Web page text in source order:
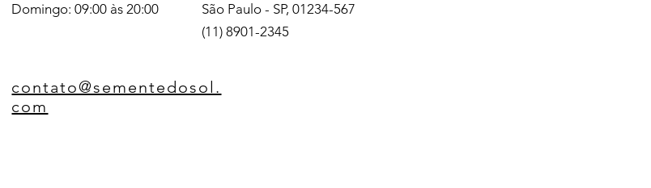
Domingo: 09:00 às 20:00
São Paulo - SP, 01234-567
(11) 8901-2345
contato@sementedosol.
com